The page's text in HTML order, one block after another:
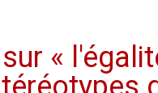
«